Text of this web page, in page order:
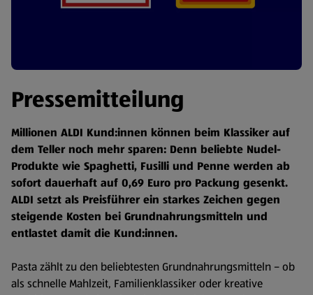
Pressemitteilung
Millionen ALDI Kund:innen können beim Klassiker auf
dem Teller noch mehr sparen: Denn beliebte Nudel-
Produkte wie Spaghetti, Fusilli und Penne werden ab
sofort dauerhaft auf 0,69 Euro pro Packung gesenkt.
ALDI setzt als Preisführer ein starkes Zeichen gegen
steigende Kosten bei Grundnahrungsmitteln und
entlastet damit die Kund:innen.
Pasta zählt zu den beliebtesten Grundnahrungsmitteln – ob
als schnelle Mahlzeit, Familienklassiker oder kreative